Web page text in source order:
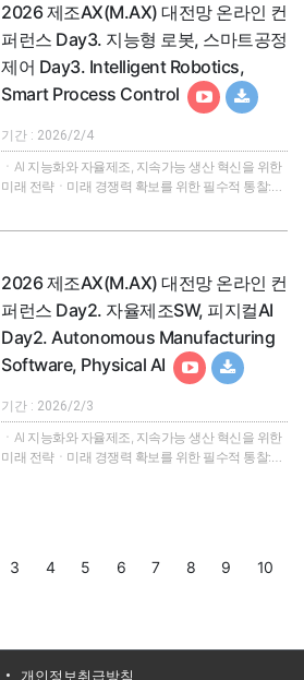
은 [제조 AX 얼라이언스(M.AX Alliance)] 출범으로 이
어지며 , 2026년을 기점으로 산업 현장에서 본격적인
변화의 파고를 일으킬 것으로 전망됩니다.본 컨퍼런
스는 이러한 혁명적 변화 속에서 국내 제조기업 및..
2026 제조AX(M.AX) 대전망 온라인 컨
퍼런스 Day3. 지능형 로봇, 스마트공정
제어 Day3. Intelligent Robotics,
Smart Process Control
기간 : 2026/2/4
ㆍAI 지능화와 자율제조, 지속가능 생산 혁신을 위한
미래 전략ㆍ미래 경쟁력 확보를 위한 필수적 통찰:
은 [제조 AX 얼라이언스(M.AX Alliance)] 출범으로 이
어지며 , 2026년을 기점으로 산업 현장에서 본격적인
변화의 파고를 일으킬 것으로 전망됩니다.본 컨퍼런
스는 이러한 혁명적 변화 속에서 국내 제조기업 및..
2026 제조AX(M.AX) 대전망 온라인 컨
퍼런스 Day2. 자율제조SW, 피지컬AI
Day2. Autonomous Manufacturing
Software, Physical AI
기간 : 2026/2/3
ㆍAI 지능화와 자율제조, 지속가능 생산 혁신을 위한
미래 전략ㆍ미래 경쟁력 확보를 위한 필수적 통찰:
어지며 , 2026년을 기점으로 산업 현장에서 본격적인
3 4 5 6 7 8 9 10
개인정보취급방침